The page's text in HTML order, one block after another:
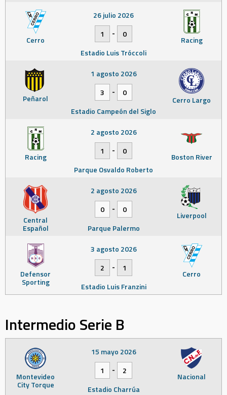
Cerro Racing
26 julio 2026
1
-
0
Estadio Luis Tróccoli
Peñarol Cerro Largo
1 agosto 2026
3
-
0
Estadio Campeón del Siglo
Racing Boston River
2 agosto 2026
1
-
0
Parque Osvaldo Roberto
Central
Español
Liverpool
2 agosto 2026
0
-
0
Parque Palermo
Defensor
Sporting
Cerro
3 agosto 2026
2
-
1
Estadio Luis Franzini
Intermedio Serie B
Montevideo
City Torque
Nacional
15 mayo 2026
1
-
2
Estadio Charrúa